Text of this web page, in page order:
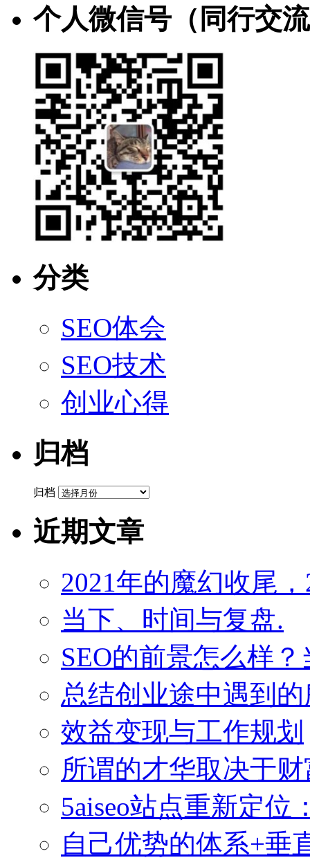
个人微信号（同行交
分类
SEO体会
SEO技术
创业心得
归档
归档
近期文章
2021年的魔幻收尾
当下、时间与复盘.
SEO的前景怎么样
总结创业途中遇到
效益变现与工作规划
所谓的才华取决于
5aiseo站点重新定位
自己优势的体系+垂